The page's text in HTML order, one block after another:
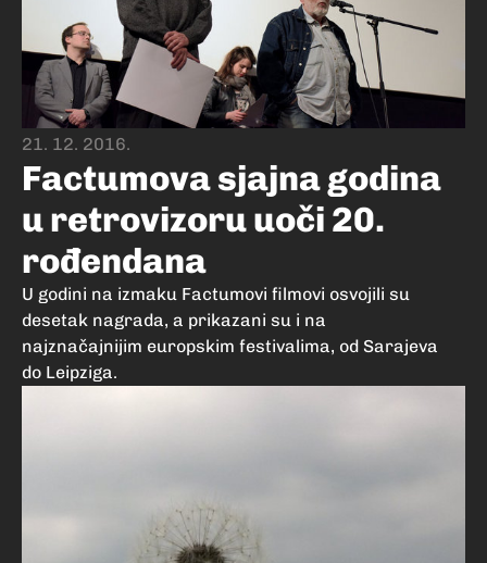
21. 12. 2016.
Factumova sjajna godina
u retrovizoru uoči 20.
rođendana
U godini na izmaku Factumovi filmovi osvojili su
desetak nagrada, a prikazani su i na
najznačajnijim europskim festivalima, od Sarajeva
do Leipziga.